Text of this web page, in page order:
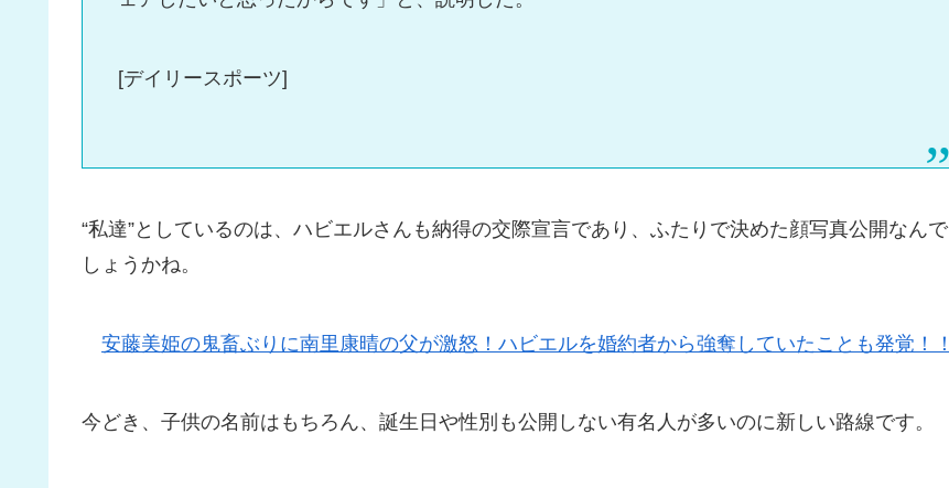
[デイリースポーツ]
“私達”としているのは、ハビエルさんも納得の交際宣言であり、ふたりで決めた顔写真公開なんで
しょうかね。
安藤美姫の鬼畜ぶりに南里康晴の父が激怒！ハビエルを婚約者から強奪していたことも発覚！！
今どき、子供の名前はもちろん、誕生日や性別も公開しない有名人が多いのに新しい路線です。